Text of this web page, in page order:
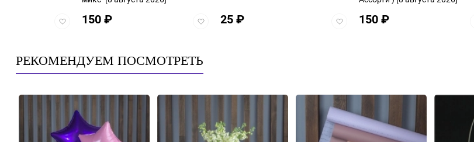
Добавить
150₽
Добавить
25₽
Добавить
150₽
РЕКОМЕНДУЕМ ПОСМОТРЕТЬ